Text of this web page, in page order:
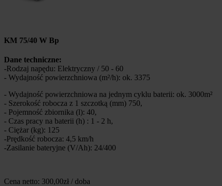
KM 75/40 W Bp
Dane techniczne:
-Rodzaj napędu: Elektryczny / 50 - 60
- Wydajność powierzchniowa (m²/h): ok. 3375
- Wydajność powierzchniowa na jednym cyklu baterii: ok. 3000m²
- Szerokość robocza z 1 szczotką (mm) 750,
- Pojemność zbiornika (l): 40,
- Czas pracy na baterii (h) : 1 - 2 h,
- Ciężar (kg): 125
-Prędkość robocza: 4,5 km/h
-Zasilanie bateryjne (V/Ah): 24/400
Cena netto: 300,00zł / doba